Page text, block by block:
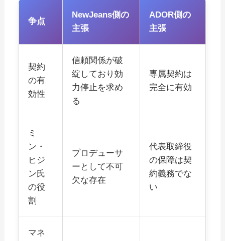
争点
NewJeans側の
主張
ADOR側の
主張
契約
の有
効性
信頼関係が破
綻しており効
力停止を求め
る
専属契約は
完全に有効
ミ
ン・
ヒジ
ン氏
の役
割
プロデューサ
ーとして不可
欠な存在
代表取締役
の保障は契
約義務でな
い
マネ